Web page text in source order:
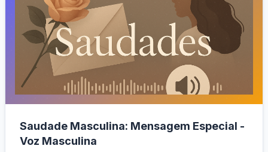
Saudade Masculina: Mensagem Especial -
Voz Masculina